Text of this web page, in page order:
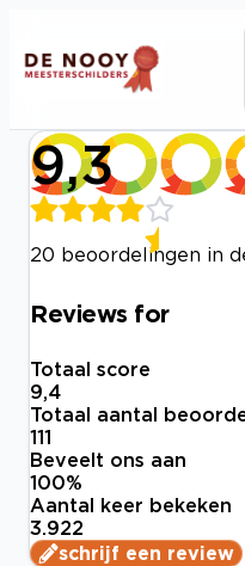
9,3
20 beoordelingen in
Reviews for
Totaal score
9,4
Totaal aantal
111
Beveelt ons aan
100%
Aantal keer bekeken
3.922
schrijf een review